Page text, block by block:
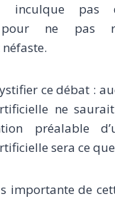
inculque pas
pour ne pas
ce débat :
ne
préalable
sera ce
importante de